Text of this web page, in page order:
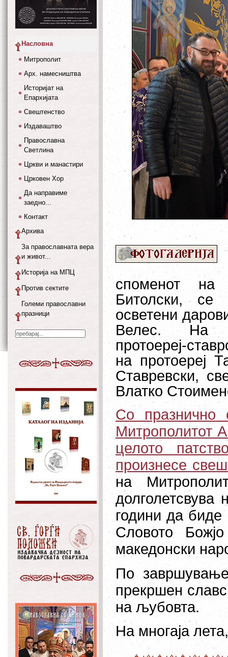
споменот на
Битолски, се
осветени
Велес. На
протоереј-
на протоереј
Ставревски,
Влатко
Со празнично
Митрополитот
целото
произнесе
на
долголетсвува
години да
Словото
македонски
По
прекршен
на љубовта.
На многаја
Насловна
Митрополит
Арх. намесништва
Историјат на
Епархијата
Свештенство
Издаваштво
Православна
Светлина
Цркви и манастири
Црковен Хор
Да направиме
заедно...
Контакт
Архива
За православната вера
и живот...
Историја на МПЦ
Против сектите
Големи православни
празници